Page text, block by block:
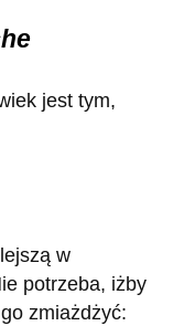
jest tym,
w
potrzeba, iżby
zmiażdżyć: